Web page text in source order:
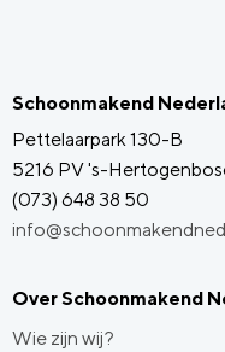
Schoonmakend
Pettelaarpark 130-B
5216 PV 's-
(073) 648 38 50
Over Schoonmakend
Wie zijn wij?